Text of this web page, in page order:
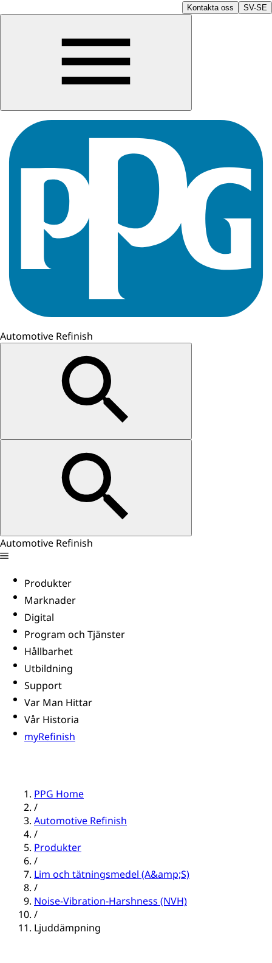
Kontakta oss SV-SE
Automotive Refinish
Automotive Refinish
Produkter
Marknader
Digital
Program och Tjänster
Hållbarhet
Utbildning
Support
Var Man Hittar
Vår Historia
myRefinish
PPG Home
/
Automotive Refinish
/
Produkter
/
Lim och tätningsmedel (A&amp;S)
/
Noise-Vibration-Harshness (NVH)
/
Ljuddämpning